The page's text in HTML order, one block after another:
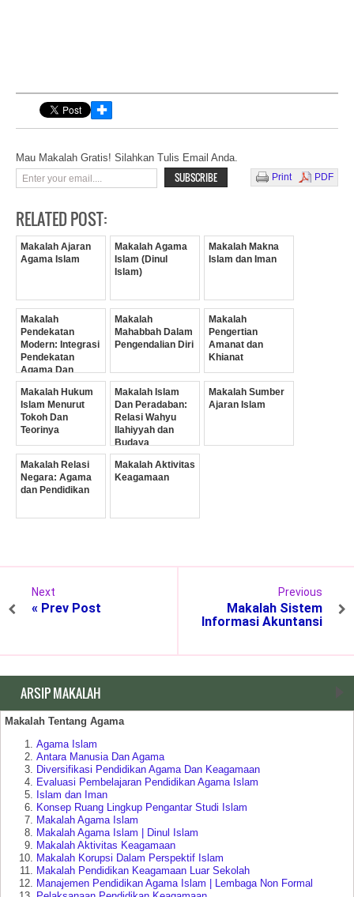
✚
Mau Makalah Gratis! Silahkan Tulis Email Anda.
Print PDF
RELATED POST:
Makalah Ajaran
Agama Islam
Makalah Agama
Islam (Dinul
Islam)
Makalah Makna
Islam dan Iman
Makalah
Pendekatan
Modern: Integrasi
Pendekatan
Agama Dan
Pekerjaan Sosial
Makalah
Mahabbah Dalam
Pengendalian Diri
Makalah
Pengertian
Amanat dan
Khianat
Makalah Hukum
Islam Menurut
Tokoh Dan
Teorinya
Makalah Islam
Dan Peradaban:
Relasi Wahyu
Ilahiyyah dan
Budaya
Insaniyyah
Makalah Sumber
Ajaran Islam
Makalah Relasi
Negara: Agama
dan Pendidikan
Makalah Aktivitas
Keagamaan
Next
« Prev Post
Previous
Makalah Sistem
Informasi Akuntansi
ARSIP MAKALAH
Makalah Tentang Agama
Agama Islam
Antara Manusia Dan Agama
Diversifikasi Pendidikan Agama Dan Keagamaan
Evaluasi Pembelajaran Pendidikan Agama Islam
Islam dan Iman
Konsep Ruang Lingkup Pengantar Studi Islam
Makalah Agama Islam
Makalah Agama Islam | Dinul Islam
Makalah Aktivitas Keagamaan
Makalah Korupsi Dalam Perspektif Islam
Makalah Pendidikan Keagamaan Luar Sekolah
Manajemen Pendidikan Agama Islam | Lembaga Non Formal